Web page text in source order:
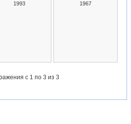
1993 1967
с 1 по 3 из 3